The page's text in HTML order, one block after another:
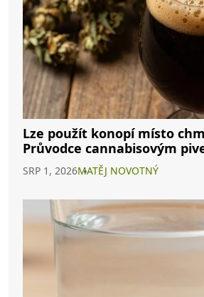
Lze použít konopí místo
Průvodce cannabisovým
SRP 1, 2026MATĚJ NOVOTNÝ